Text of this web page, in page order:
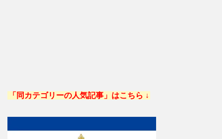
「同カテゴリーの人気記事」はこちら ↓